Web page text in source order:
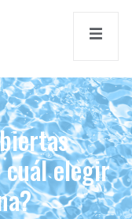
elegir